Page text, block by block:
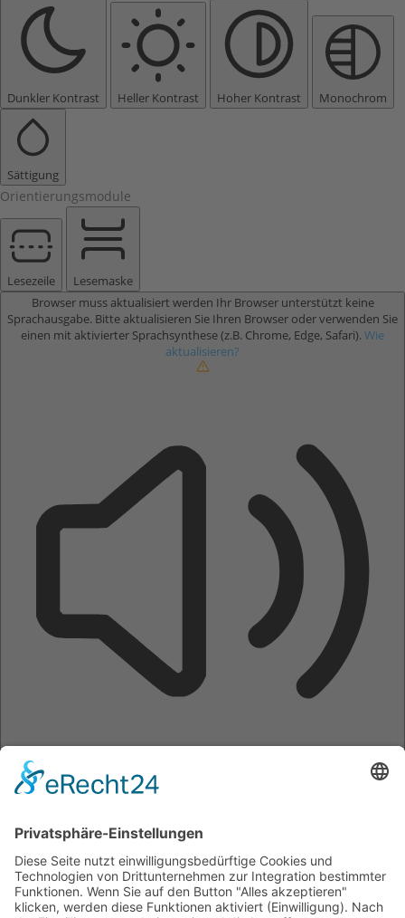
Dunkler Kontrast Heller Kontrast Hoher Kontrast Monochrom
Sättigung
Orientierungsmodule
Lesezeile
Lesemaske
Browser muss aktualisiert werden Ihr Browser unterstützt keine
Sprachausgabe. Bitte aktualisieren Sie Ihren Browser oder verwenden Sie
einen mit aktivierter Sprachsynthese (z.B. Chrome, Edge, Safari).Wie
aktualisieren?